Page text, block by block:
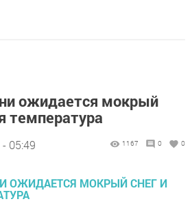
ожидается мокрый
температура
05:49 1167 0 0